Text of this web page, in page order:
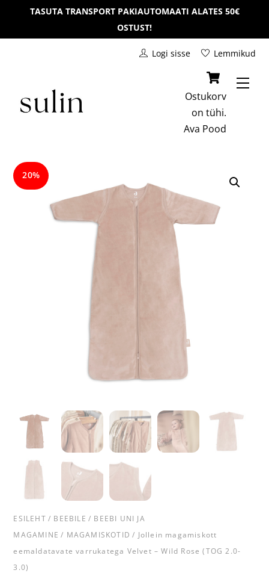
content
TASUTA TRANSPORT PAKIAUTOMAATI ALATES 50€
OSTUST!
Logi sisse Lemmikud
Ostukorv
on tühi.
Ava Pood
20%
ESILEHT/ BEEBILE / BEEBI UNI JA
MAGAMINE / MAGAMISKOTID / Jollein magamiskott
eemaldatavate varrukatega Velvet – Wild Rose (TOG 2.0-
3.0)